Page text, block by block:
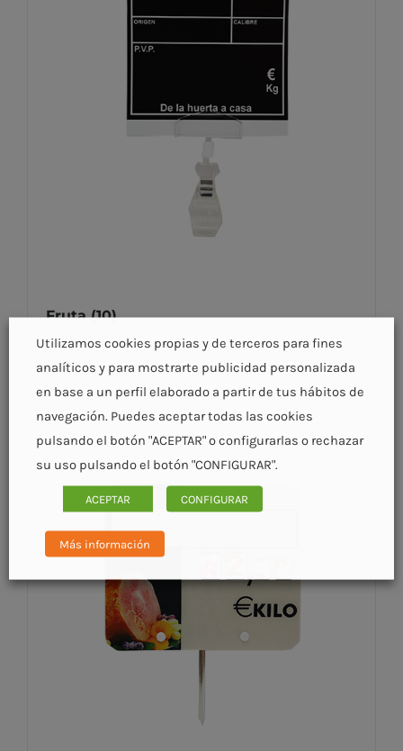
Fruta(10)
Utilizamos cookies propias y de terceros para fines
analíticos y para mostrarte publicidad personalizada
en base a un perfil elaborado a partir de tus hábitos de
navegación. Puedes aceptar todas las cookies
pulsando el botón "ACEPTAR" o configurarlas o rechazar
su uso pulsando el botón "CONFIGURAR".
ACEPTAR CONFIGURAR
Más información